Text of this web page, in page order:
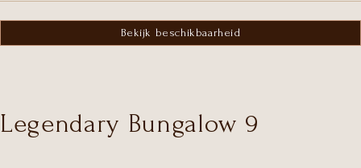
Bekijk beschikbaarheid
Legendary Bungalow 9